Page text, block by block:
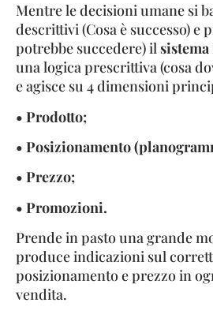
Mentre le decisioni umane si
descrittivi (Cosa è successo) e
potrebbe succedere) il
una logica prescrittiva (cosa
e agisce su 4 dimensioni
• Prodotto;
• Posizionamento
• Prezzo;
• Promozioni.
Prende in pasto una grande
produce indicazioni sul
posizionamento e prezzo in
vendita.